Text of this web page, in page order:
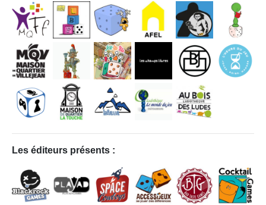
Les éditeurs présents :